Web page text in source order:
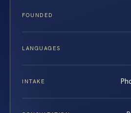
FOUNDED
LANGUAGES
INTAKE